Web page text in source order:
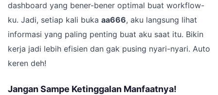
dashboard yang bener-bener optimal buat workflow-
ku. Jadi, setiap kali buka aa666, aku langsung lihat
informasi yang paling penting buat aku saat itu. Bikin
kerja jadi lebih efisien dan gak pusing nyari-nyari. Auto
keren deh!
Jangan Sampe Ketinggalan Manfaatnya!